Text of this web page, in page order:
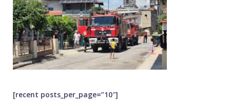
[recent posts_per_page=”10″]